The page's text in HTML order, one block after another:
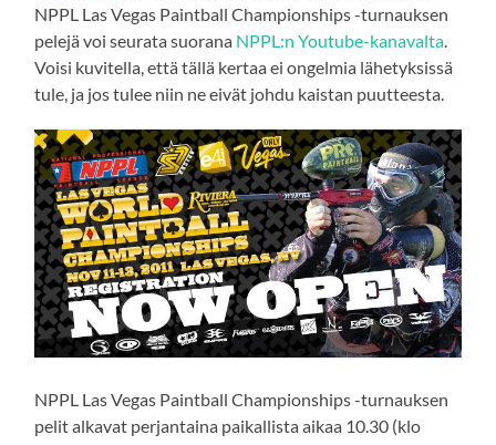
NPPL Las Vegas Paintball Championships -turnauksen
pelejä voi seurata suorana NPPL:n Youtube-kanavalta.
Voisi kuvitella, että tällä kertaa ei ongelmia lähetyksissä
tule, ja jos tulee niin ne eivät johdu kaistan puutteesta.
NPPL Las Vegas Paintball Championships -turnauksen
pelit alkavat perjantaina paikallista aikaa 10.30 (klo